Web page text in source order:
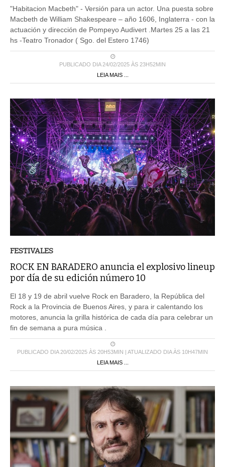
"Habitacion Macbeth" - Versión para un actor. Una puesta sobre
Macbeth de William Shakespeare – año 1606, Inglaterra - con la
actuación y dirección de Pompeyo Audivert .Martes 25 a las 21
hs -Teatro Tronador ( Sgo. del Estero 1746)
PUBLICADO DIA 24/02/2025 ÀS 23H52MIN
LEIA MAIS ...
FESTIVALES
ROCK EN BARADERO anuncia el explosivo lineup
por día de su edición número 10
El 18 y 19 de abril vuelve Rock en Baradero, la República del
Rock a la Provincia de Buenos Aires, y para ir calentando los
motores, anuncia la grilla histórica de cada día para celebrar un
fin de semana a pura música .
PUBLICADO DIA 20/02/2025 ÀS 20H53MIN | ATUALIZADO DIA ÀS 10H47MIN
LEIA MAIS ...